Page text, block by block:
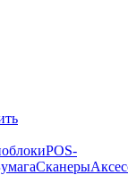
POS-
Сканеры